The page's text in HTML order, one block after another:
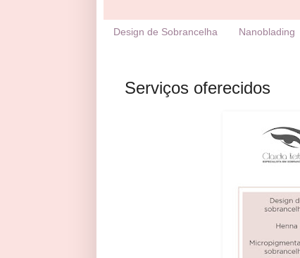
Design de Sobrancelha Nanoblading
Serviços oferecidos